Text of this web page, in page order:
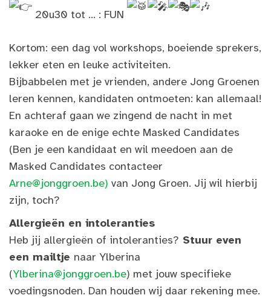
20u30 tot ... : FUN
Kortom: een dag vol workshops, boeiende sprekers,
lekker eten en leuke activiteiten.
Bijbabbelen met je vrienden, andere Jong Groenen
leren kennen, kandidaten ontmoeten: kan allemaal!
En achteraf gaan we zingend de nacht in met
karaoke en de enige echte Masked Candidates
(Ben je een kandidaat en wil meedoen aan de
Masked Candidates contacteer
Arne@jonggroen.be) van Jong Groen. Jij wil hierbij
zijn, toch?
Allergieën en intoleranties
Heb jij allergieën of intoleranties? Stuur even
een mailtje naar Ylberina
(Ylberina@jonggroen.be) met jouw specifieke
voedingsnoden. Dan houden wij daar rekening mee.